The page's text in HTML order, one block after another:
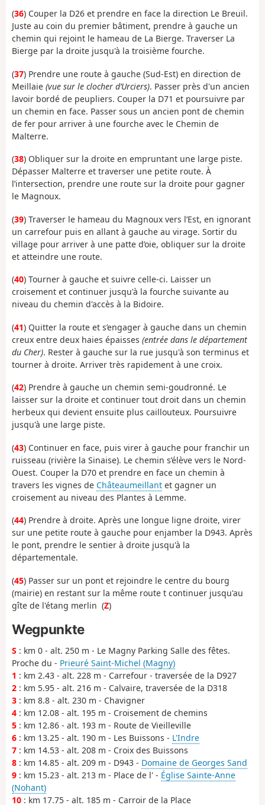
(36) Couper la D26 et prendre en face la direction Le Breuil.
Juste au coin du premier bâtiment, prendre à gauche un
chemin qui rejoint le hameau de La Bierge. Traverser La
Bierge par la droite jusqu'à la troisième fourche.
(37) Prendre une route à gauche (Sud-Est) en direction de
Meillaie (vue sur le clocher d’Urciers). Passer près d'un ancien
lavoir bordé de peupliers. Couper la D71 et poursuivre par
un chemin en face. Passer sous un ancien pont de chemin
de fer pour arriver à une fourche avec le Chemin de
Malterre.
(38) Obliquer sur la droite en empruntant une large piste.
Dépasser Malterre et traverser une petite route. À
l’intersection, prendre une route sur la droite pour gagner
le Magnoux.
(39) Traverser le hameau du Magnoux vers l’Est, en ignorant
un carrefour puis en allant à gauche au virage. Sortir du
village pour arriver à une patte d’oie, obliquer sur la droite
et atteindre une route.
(40) Tourner à gauche et suivre celle-ci. Laisser un
croisement et continuer jusqu'à la fourche suivante au
niveau du chemin d'accès à la Bidoire.
(41) Quitter la route et s’engager à gauche dans un chemin
creux entre deux haies épaisses (entrée dans le département
du Cher). Rester à gauche sur la rue jusqu'à son terminus et
tourner à droite. Arriver très rapidement à une croix.
(42) Prendre à gauche un chemin semi-goudronné. Le
laisser sur la droite et continuer tout droit dans un chemin
herbeux qui devient ensuite plus caillouteux. Poursuivre
jusqu'à une large piste.
(43) Continuer en face, puis virer à gauche pour franchir un
ruisseau (rivière la Sinaise). Le chemin s’élève vers le Nord-
Ouest. Couper la D70 et prendre en face un chemin à
travers les vignes de Châteaumeillant et gagner un
croisement au niveau des Plantes à Lemme.
(44) Prendre à droite. Après une longue ligne droite, virer
sur une petite route à gauche pour enjamber la D943. Après
le pont, prendre le sentier à droite jusqu'à la
départementale.
(45) Passer sur un pont et rejoindre le centre du bourg
(mairie) en restant sur la même route t continuer jusqu'au
gîte de l'étang merlin (Z)
Wegpunkte
S : km 0 - alt. 250 m - Le Magny Parking Salle des fêtes.
Proche du - Prieuré Saint-Michel (Magny)
1 : km 2.43 - alt. 228 m - Carrefour - traversée de la D927
2 : km 5.95 - alt. 216 m - Calvaire, traversée de la D318
3 : km 8.8 - alt. 230 m - Chavigner
4 : km 12.08 - alt. 195 m - Croisement de chemins
5 : km 12.86 - alt. 193 m - Route de Vieilleville
6 : km 13.25 - alt. 190 m - Les Buissons - L'Indre
7 : km 14.53 - alt. 208 m - Croix des Buissons
8 : km 14.85 - alt. 209 m - D943 - Domaine de Georges Sand
9 : km 15.23 - alt. 213 m - Place de l' - Église Sainte-Anne
(Nohant)
10 : km 17.75 - alt. 185 m - Carroir de la Place